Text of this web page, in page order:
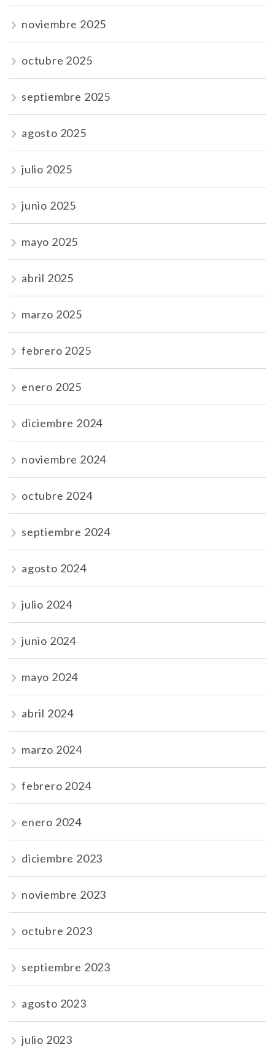
noviembre 2025
octubre 2025
septiembre 2025
agosto 2025
julio 2025
junio 2025
mayo 2025
abril 2025
marzo 2025
febrero 2025
enero 2025
diciembre 2024
noviembre 2024
octubre 2024
septiembre 2024
agosto 2024
julio 2024
junio 2024
mayo 2024
abril 2024
marzo 2024
febrero 2024
enero 2024
diciembre 2023
noviembre 2023
octubre 2023
septiembre 2023
agosto 2023
julio 2023